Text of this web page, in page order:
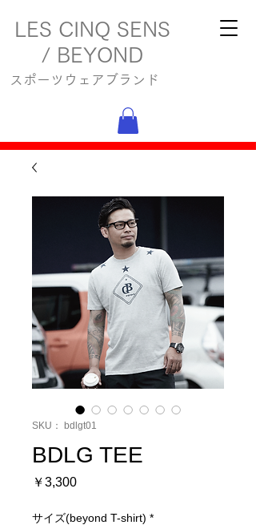
LES CINQ SENS
/ BEYOND
スポーツウェアブランド
SKU： bdlgt01
BDLG TEE
￥3,300価
サイズ(beyond T-shirt) *